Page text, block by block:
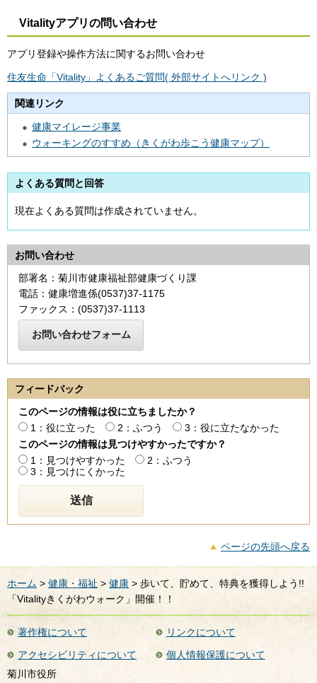
Vitalityアプリの問い合わせ
アプリ登録や操作方法に関するお問い合わせ
住友生命「Vitality」よくあるご質問( 外部サイトへリンク )
関連リンク
健康マイレージ事業
ウォーキングのすすめ（きくがわ歩こう健康マップ）
よくある質問と回答
現在よくある質問は作成されていません。
お問い合わせ
部署名：菊川市健康福祉部健康づくり課
電話：健康増進係(0537)37-1175
ファックス：(0537)37-1113
フィードバック
このページの情報は役に立ちましたか？
1：役に立った
2：ふつう
3：役に立たなかった
このページの情報は見つけやすかったですか？
1：見つけやすかった
2：ふつう
3：見つけにくかった
ページの先頭へ戻る
ホーム > 健康・福祉 > 健康 > 歩いて、貯めて、特典を獲得しよう!!
「Vitalityきくがわウォーク」開催！！
著作権について
リンクについて
アクセシビリティについて
個人情報保護について
菊川市役所